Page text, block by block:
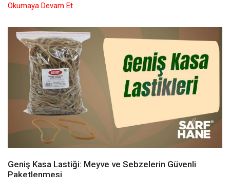
Okumaya Devam Et
Geniş Kasa Lastiği: Meyve ve Sebzelerin Güvenli
Paketlenmesi